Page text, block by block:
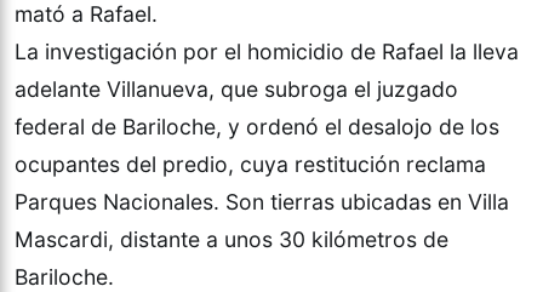
mató a Rafael.
La investigación por el homicidio de Rafael la lleva
adelante Villanueva, que subroga el juzgado
federal de Bariloche, y ordenó el desalojo de los
ocupantes del predio, cuya restitución reclama
Parques Nacionales. Son tierras ubicadas en Villa
Mascardi, distante a unos 30 kilómetros de
Bariloche.